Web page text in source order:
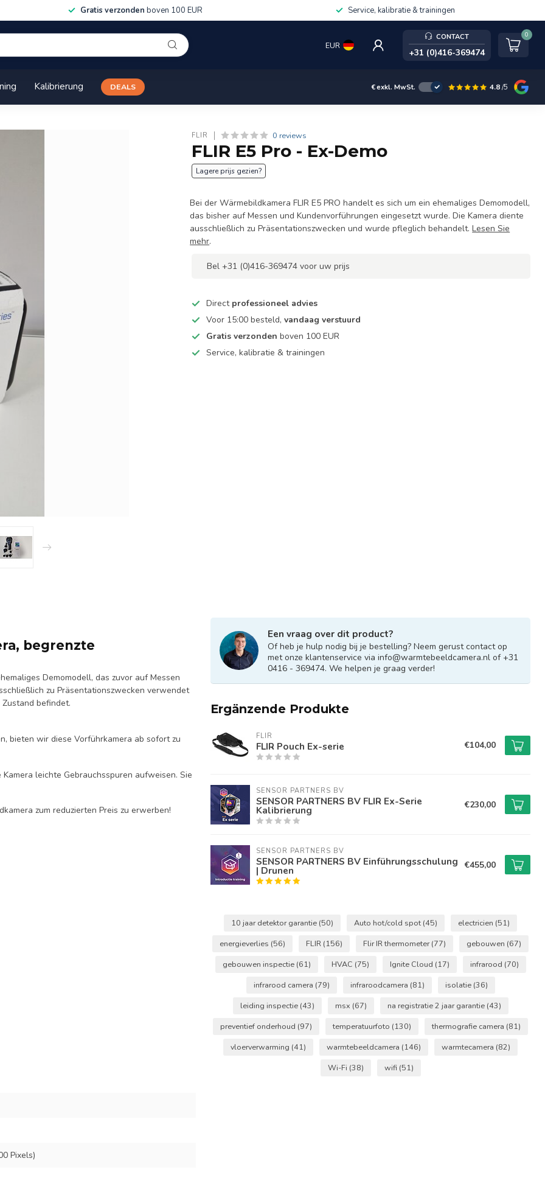
Gratis verzonden boven 100 EUR Service, kalibratie & trainingen
EUR
CONTACT
+31 (0)416-369474
0
Kalibrierung DEALS €exkl. MwSt. 4.8/5
FLIR 0 reviews
FLIR E5 Pro - Ex-Demo
Lagere prijs gezien?
Bei der Wärmebildkamera FLIR E5 PRO handelt es sich um ein ehemaliges Demomodell,
das bisher auf Messen und Kundenvorführungen eingesetzt wurde. Die Kamera diente
ausschließlich zu Präsentationszwecken und wurde pfleglich behandelt.Lesen Sie
mehr.
Bel +31 (0)416-369474 voor uw prijs
Direct professioneel advies
Voor 15:00 besteld,vandaag verstuurd
Gratis verzonden boven 100 EUR
Service, kalibratie & trainingen
begrenzte
Demomodell, das zuvor auf Messen
zu Präsentationszwecken verwendet
befindet.
bieten wir diese Vorführkamera ab sofort zu
leichte Gebrauchsspuren aufweisen. Sie
zum reduzierten Preis zu erwerben!
Pixels)
Een vraag over dit product?
Of heb je hulp nodig bij je bestelling? Neem gerust contact op
met onze klantenservice via info@warmtebeeldcamera.nl of +31
0416 - 369474. We helpen je graag verder!
Ergänzende Produkte
FLIR
FLIR Pouch Ex-serie €104,00
SENSOR PARTNERS BV
SENSOR PARTNERS BV FLIR Ex-Serie
Kalibrierung €230,00
SENSOR PARTNERS BV
SENSOR PARTNERS BV Einführungsschulung
| Drunen €455,00
10 jaar detektor garantie (50) Auto hot/cold spot (45) electricien (51)
energieverlies (56) FLIR (156) Flir IR thermometer(77) gebouwen (67)
gebouwen inspectie (61) HVAC (75) Ignite Cloud (17) infrarood (70)
infrarood camera (79) infraroodcamera (81) isolatie (36)
leiding inspectie (43) msx (67) na registratie 2 jaar garantie (43)
preventief onderhoud (97) temperatuurfoto (130) thermografie camera (81)
vloerverwarming (41) warmtebeeldcamera (146) warmtecamera (82)
Wi-Fi (38) wifi (51)